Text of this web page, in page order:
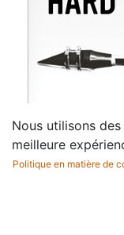
Nous utilisons
meilleure
Politique en matière de